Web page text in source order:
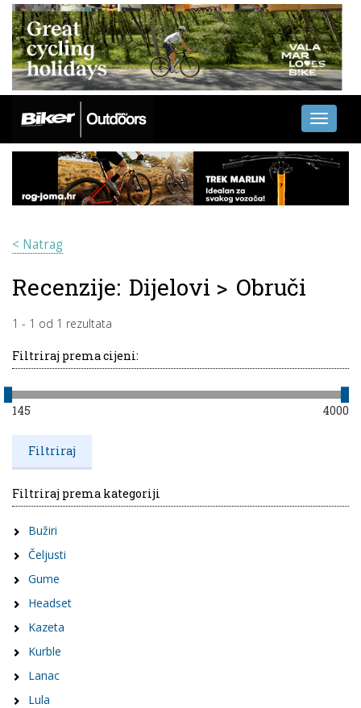
Toggle
< Natrag
Recenzije: Dijelovi > Obruči
1 - 1 od 1 rezultata
Filtriraj prema cijeni:
145 4000
Filtriraj prema kategoriji
Bužiri
Čeljusti
Gume
Headset
Kazeta
Kurble
Lanac
Lula